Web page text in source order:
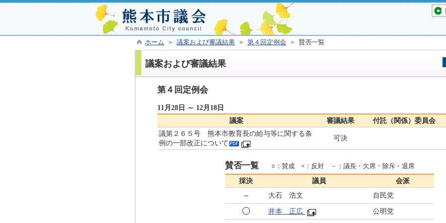
ホーム ＞ 議案および審議結果 ＞ 第４回定例会 ＞ 賛否一覧
議案および審議結果
第４回定例会
11月28日 ～ 12月18日
議案
審議結果
付託（関係）委員会
議第２６５号 熊本市教育長の給与等に関する条
例の一部改正について
可決
賛否一覧 ○：賛成 ×：反対 －：議長・欠席・除斥・退席
採決 議員
会派
大石 浩文
自民党
井本 正広 公明党